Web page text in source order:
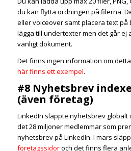
du kan flytta ordningen på filerna.
eller voiceover samt placera text på
lägga till undertexter men det går ej
vanligt dokument.
Det finns ingen information om
här finns ett exempel.
#8 Nyhetsbrev
(även företag)
LinkedIn släppte nyhetsbrev globalt
det 28 miljoner medlemmar som
nyhetsbrev på LinkedIn. I mars
företagssidoroch det finns flera